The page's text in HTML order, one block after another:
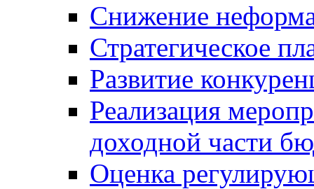
Снижение
Стратегическое
Развитие
Реализация
доходной части
Оценка